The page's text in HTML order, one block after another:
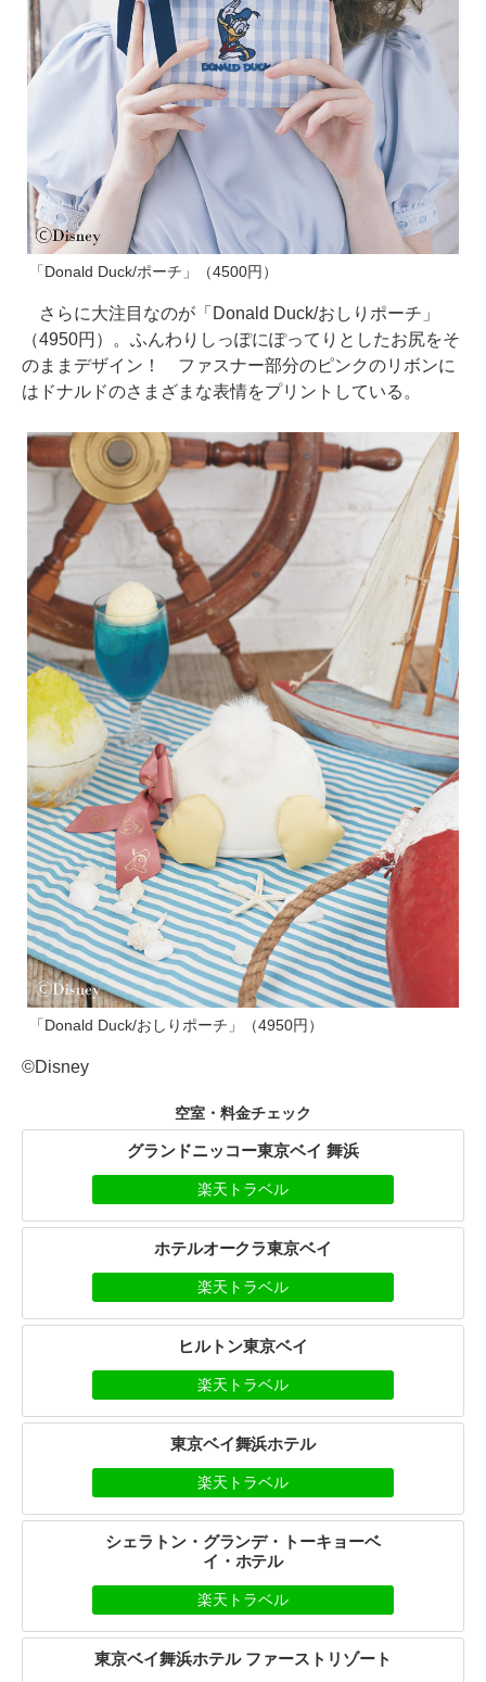
「Donald Duck/ポーチ」（4500円）
さらに大注目なのが「Donald Duck/おしりポーチ」
（4950円）。ふんわりしっぽにぽってりとしたお尻をそ
のままデザイン！ ファスナー部分のピンクのリボンに
はドナルドのさまざまな表情をプリントしている。
「Donald Duck/おしりポーチ」（4950円）
©Disney
空室・料金チェック
グランドニッコー東京ベイ 舞浜
楽天トラベル
ホテルオークラ東京ベイ
楽天トラベル
ヒルトン東京ベイ
楽天トラベル
東京ベイ舞浜ホテル
楽天トラベル
シェラトン・グランデ・トーキョーベ
イ・ホテル
楽天トラベル
東京ベイ舞浜ホテル ファーストリゾート